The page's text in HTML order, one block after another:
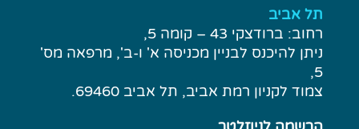
תל אביב
רחוב: ברודצקי 43 – קומה 5,
ניתן להיכנס לבניין מכניסה א' ו-ב', מרפאה מס'
5,
צמוד לקניון רמת אביב, תל אביב 69460.